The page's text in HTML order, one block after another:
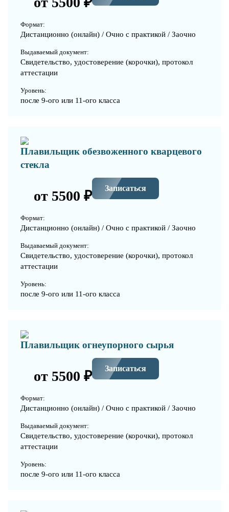
Формат:
Дистанционно (онлайн) / Очно с практикой / Заочно
Выдаваемый документ:
Свидетельство, удостоверение (корочки), протокол
аттестации
Уровень:
после 9-ого или 11-ого класса
Плавильщик обезвоженного кварцевого
стекла
от 5500 ₽ Записаться
Формат:
Дистанционно (онлайн) / Очно с практикой / Заочно
Выдаваемый документ:
Свидетельство, удостоверение (корочки), протокол
аттестации
Уровень:
после 9-ого или 11-ого класса
Плавильщик огнеупорного сырья
от 5500 ₽ Записаться
Формат:
Дистанционно (онлайн) / Очно с практикой / Заочно
Выдаваемый документ:
Свидетельство, удостоверение (корочки), протокол
аттестации
Уровень:
после 9-ого или 11-ого класса